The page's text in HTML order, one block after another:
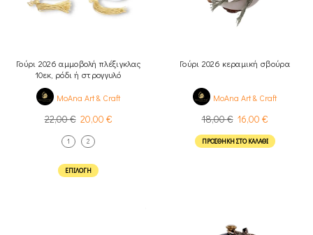
Γούρι 2026 αμμοβολή πλέξιγκλας
10εκ, ρόδι ή στρογγυλό
MoAna Art & Craft
22,00€ 20,00 €
1 2
ΕΠΙΛΟΓΉ
Γούρι 2026 κεραμική σβούρα
MoAna Art & Craft
18,00€ 16,00 €
ΠΡΟΣΘΉΚΗ ΣΤΟ ΚΑΛΆΘΙ